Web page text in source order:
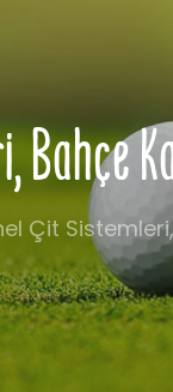
Bahçe
Çit Sistemleri,